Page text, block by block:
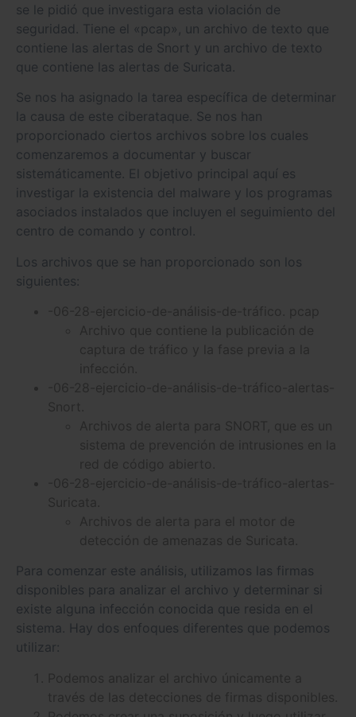
se le pidió que investigara esta violación de
seguridad. Tiene el «pcap», un archivo de texto que
contiene las alertas de Snort y un archivo de texto
que contiene las alertas de Suricata.
Se nos ha asignado la tarea específica de determinar
la causa de este ciberataque. Se nos han
proporcionado ciertos archivos sobre los cuales
comenzaremos a documentar y buscar
sistemáticamente. El objetivo principal aquí es
investigar la existencia del malware y los programas
asociados instalados que incluyen el seguimiento del
centro de comando y control.
Los archivos que se han proporcionado son los
siguientes:
Para comenzar este análisis, utilizamos las firmas
disponibles para analizar el archivo y determinar si
existe alguna infección conocida que resida en el
sistema. Hay dos enfoques diferentes que podemos
utilizar: